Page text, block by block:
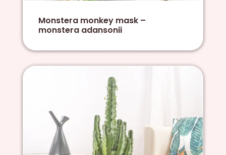
Monstera monkey mask –
monstera adansonii